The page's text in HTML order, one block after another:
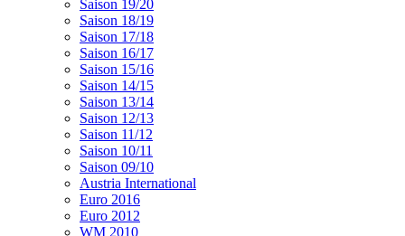
Saison 19/20
Saison 18/19
Saison 17/18
Saison 16/17
Saison 15/16
Saison 14/15
Saison 13/14
Saison 12/13
Saison 11/12
Saison 10/11
Saison 09/10
Austria International
Euro 2016
Euro 2012
WM 2010